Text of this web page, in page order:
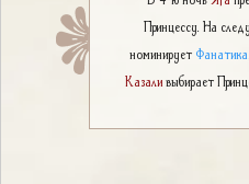
Принцессу. На
номинирует Фанатика
Казаливыбирает